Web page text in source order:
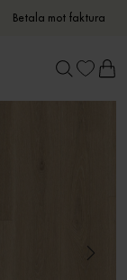
Betala mot faktura